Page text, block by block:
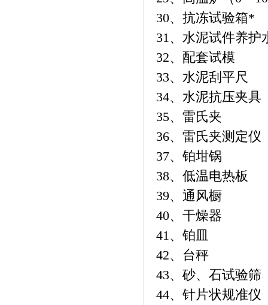
30、抗冻试验箱*
31、水泥试件养护
32、配套试模
33、水泥刮平尺
34、水泥抗压夹具
35、雷氏夹
36、雷氏夹测定仪
37、铂坩锅
38、低温电热板
39、通风橱
40、干燥器
41、铂皿
42、台秤
43、砂、石试验筛
44、针片状规准仪